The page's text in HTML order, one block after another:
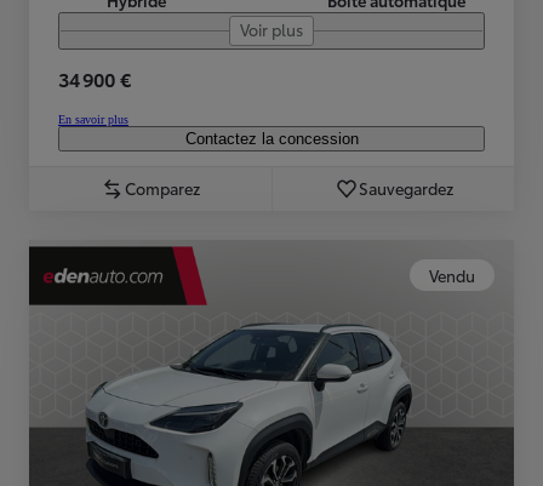
Voir plus
34 900 €
En savoir plus
Contactez la concession
Comparez Sauvegardez
Vendu